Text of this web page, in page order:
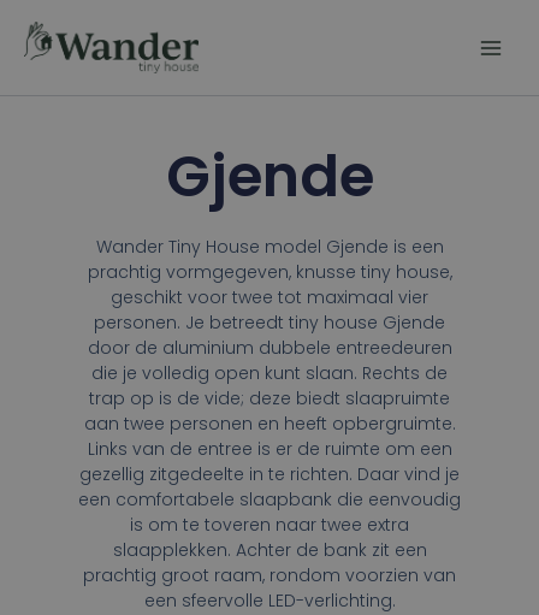
naar
Gjende
Wander Tiny House model Gjende is een
prachtig vormgegeven, knusse tiny house,
geschikt voor twee tot maximaal vier
personen. Je betreedt tiny house Gjende
door de aluminium dubbele entreedeuren
die je volledig open kunt slaan. Rechts de
trap op is de vide; deze biedt slaapruimte
aan twee personen en heeft opbergruimte.
Links van de entree is er de ruimte om een
gezellig zitgedeelte in te richten. Daar vind je
een comfortabele slaapbank die eenvoudig
is om te toveren naar twee extra
slaapplekken. Achter de bank zit een
prachtig groot raam, rondom voorzien van
een sfeervolle LED-verlichting.